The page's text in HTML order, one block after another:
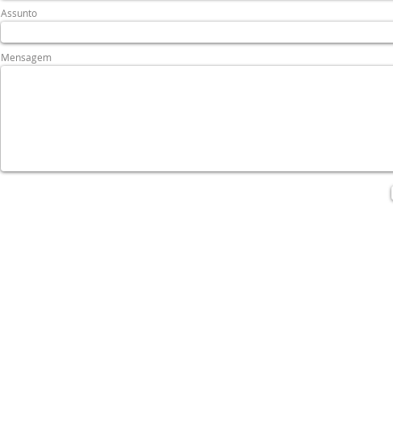
Assunto
Mensagem